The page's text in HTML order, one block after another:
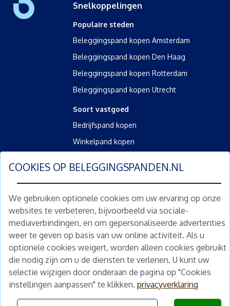
COOKIES OP BELEGGINGSPANDEN.NL
We gebruiken optionele cookies om uw ervaring op onze
websites te verbeteren, bijvoorbeeld via sociale-
mediaverbindingen, en om gepersonaliseerde advertenties
weer te geven op basis van uw online activiteit. Als u
optionele cookies weigert, worden alleen cookies gebruikt
die nodig zijn om u de diensten te verlenen. U kunt uw
selectie wijzigen door onderaan de pagina op "Cookies
instellingen aanpassen" te klikken. privacyverklaring
Snelkoppelingen
Populaire steden
Beleggingspand kopen Amsterdam
Beleggingspand kopen Den Haag
Beleggingspand kopen Rotterdam
Beleggingspand kopen Utrecht
Soort vastgoed
Bedrijfspand kopen
Winkelpand kopen
Overig
Diensten
Gratis waardebepaling
Gratis waardebepaling aanvragen